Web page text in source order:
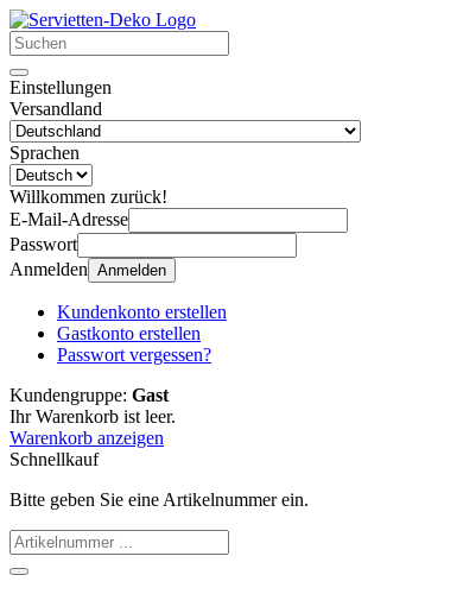
Einstellungen
Versandland
Sprachen
Willkommen zurück!
E-Mail-Adresse
Passwort
Anmelden Anmelden
Kundenkonto erstellen
Gastkonto erstellen
Passwort vergessen?
Kundengruppe: Gast
Ihr Warenkorb ist leer.
Warenkorb anzeigen
Schnellkauf
Bitte geben Sie eine Artikelnummer ein.